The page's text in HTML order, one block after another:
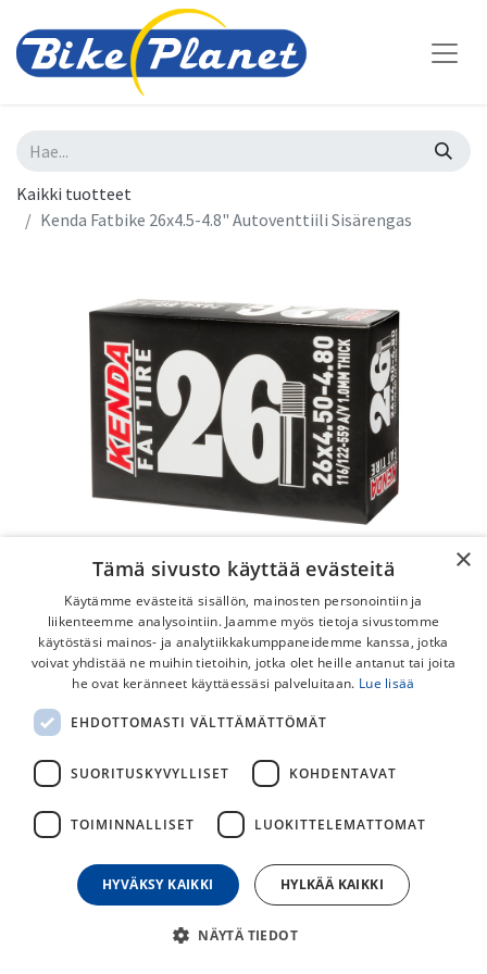
Kaikki tuotteet
Kenda Fatbike 26x4.5-4.8" Autoventtiili Sisärengas
Kenda Fatbike 26x4.5-4.8"
Autoventtiili Sisärengas
Fatbiken sisärengas autoventtiilillä.
Kendan valmistama autoventtiili sisärengas fatbikeen.
15,00€
×
Tämä sivusto käyttää evästeitä
Käytämme evästeitä sisällön, mainosten personointiin ja
liikenteemme analysointiin. Jaamme myös tietoja sivustomme
käytöstäsi mainos- ja analytiikkakumppaneidemme kanssa, jotka
voivat yhdistää ne muihin tietoihin, jotka olet heille antanut tai joita
he ovat keränneet käyttäessäsi palveluitaan. Lue lisää
EHDOTTOMASTI VÄLTTÄMÄTTÖMÄT
SUORITUSKYVYLLISET KOHDENTAVAT
TOIMINNALLISET LUOKITTELEMATTOMAT
HYVÄKSY KAIKKI HYLKÄÄ KAIKKI
NÄYTÄ TIEDOT